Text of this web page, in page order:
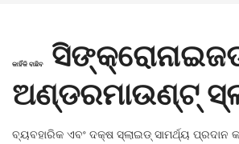
କାହିଁକି ବାଛିବ
ଅଣ୍ଡରମାଉଣ୍ଟ୍
ବ୍ୟବହାରିକ ଏବଂ ଦକ୍ଷ ସ୍ଲାଇଡ୍ ସାମର୍ଥ୍ୟ ପ୍ରଦାନ